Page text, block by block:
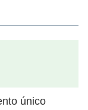
único